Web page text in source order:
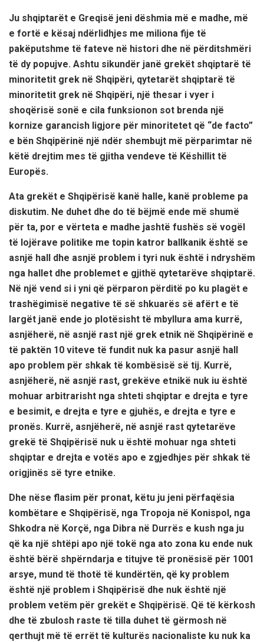
Ju shqiptarët e Greqisë jeni dëshmia më e madhe, më
e fortë e kësaj ndërlidhjes me miliona fije të
pakëputshme të fateve në histori dhe në përditshmëri
të dy popujve. Ashtu sikundër janë grekët shqiptarë të
minoritetit grek në Shqipëri, qytetarët shqiptarë të
minoritetit grek në Shqipëri, një thesar i vyer i
shoqërisë sonë e cila funksionon sot brenda një
kornize garancish ligjore për minoritetet që “de facto”
e bën Shqipërinë një ndër shembujt më përparimtar në
këtë drejtim mes të gjitha vendeve të Këshillit të
Europës.
Ata grekët e Shqipërisë kanë halle, kanë probleme pa
diskutim. Ne duhet dhe do të bëjmë ende më shumë
për ta, por e vërteta e madhe jashtë fushës së vogël
të lojërave politike me topin katror ballkanik është se
asnjë hall dhe asnjë problem i tyri nuk është i ndryshëm
nga hallet dhe problemet e gjithë qytetarëve shqiptarë.
Në një vend si i yni që përparon përditë po ku plagët e
trashëgimisë negative të së shkuarës së afërt e të
largët janë ende jo plotësisht të mbyllura ama kurrë,
asnjëherë, në asnjë rast një grek etnik në Shqipërinë e
të paktën 10 viteve të fundit nuk ka pasur asnjë hall
apo problem për shkak të kombësisë së tij. Kurrë,
asnjëherë, në asnjë rast, grekëve etnikë nuk iu është
mohuar arbitrarisht nga shteti shqiptar e drejta e tyre
e besimit, e drejta e tyre e gjuhës, e drejta e tyre e
pronës. Kurrë, asnjëherë, në asnjë rast qytetarëve
grekë të Shqipërisë nuk u është mohuar nga shteti
shqiptar e drejta e votës apo e zgjedhjes për shkak të
origjinës së tyre etnike.
Dhe nëse flasim për pronat, këtu ju jeni përfaqësia
kombëtare e Shqipërisë, nga Tropoja në Konispol, nga
Shkodra në Korçë, nga Dibra në Durrës e kush nga ju
që ka një shtëpi apo një tokë nga ato zona ku ende nuk
është bërë shpërndarja e titujve të pronësisë për 1001
arsye, mund të thotë të kundërtën, që ky problem
është një problem i Shqipërisë dhe nuk është një
problem vetëm për grekët e Shqipërisë. Që të kërkosh
dhe të zbulosh raste të tilla duhet të gërmosh në
qerthujt më të errët të kulturës nacionaliste ku nuk ka